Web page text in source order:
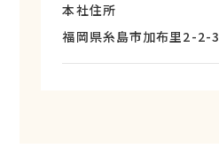
本社住所
福岡県糸島市加布里2-2-3